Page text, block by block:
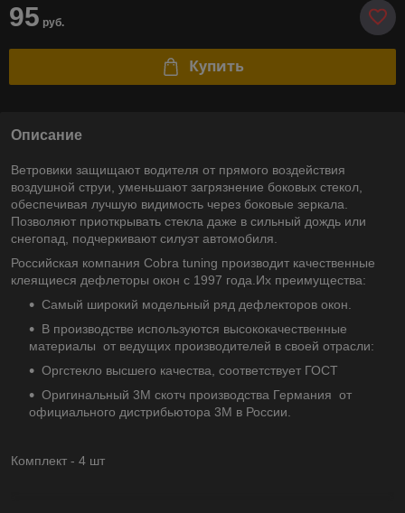
95 руб.
Купить
Описание
Ветровики защищают водителя от прямого воздействия
воздушной струи, уменьшают загрязнение боковых стекол,
обеспечивая лучшую видимость через боковые зеркала.
Позволяют приоткрывать стекла даже в сильный дождь или
снегопад, подчеркивают силуэт автомобиля.
Российская компания Cobra tuning производит качественные
клеящиеся дефлеторы окон с 1997 года.Их преимущества:
Самый широкий модельный ряд дефлекторов окон.
В производстве используются высококачественные
материалы от ведущих производителей в своей отрасли:
Оргстекло высшего качества, соответствует ГОСТ
Оригинальный 3М скотч производства Германия от
официального дистрибьютора 3М в России.
Комплект - 4 шт